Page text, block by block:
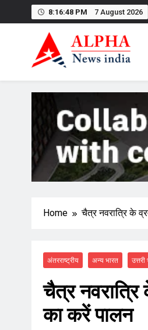
8:16:49 PM 7 August 2026
Home चैत्र नवरात्रि के
अंतरराष्ट्रीय अन्य भारत उत्तरी
चैत्र
का करें पालन